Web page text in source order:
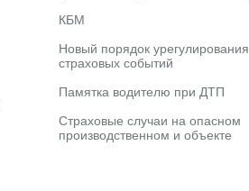
КБМ
Новый порядок урегулирования
страховых событий
Памятка водителю при ДТП
Страховые случаи на опасном
производственном и объекте